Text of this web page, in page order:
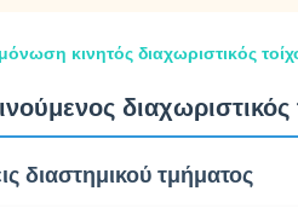
κινητός διαχωριστικός
διαχωριστικός
διαστημικού τμήματος